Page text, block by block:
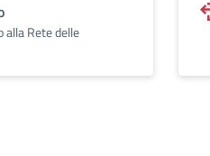
alla Rete delle